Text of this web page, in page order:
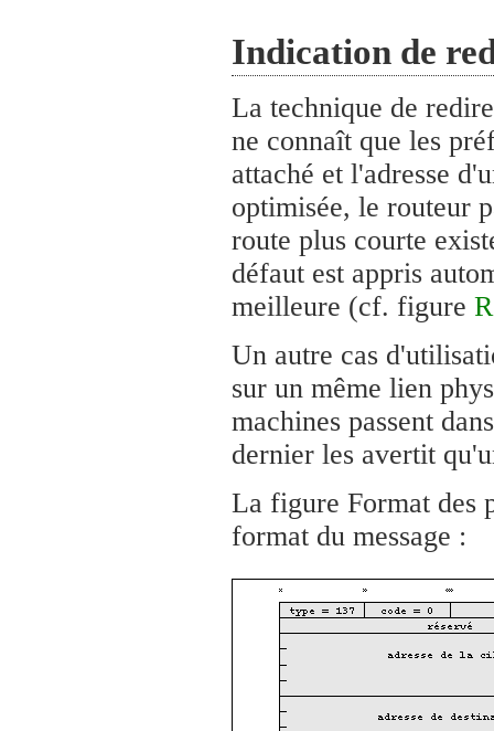
Indication de
La technique de
ne connaît que les
attaché et l'adresse
optimisée, le routeur
route plus courte
défaut est appris
meilleure (cf. figure
Un autre cas
sur un même lien
machines passent
dernier les avertit
La figure Format des
format du message :